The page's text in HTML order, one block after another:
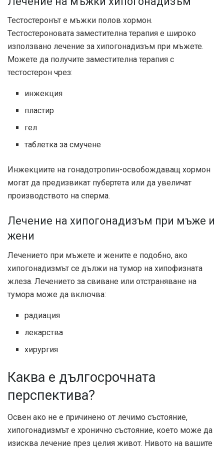
Тестостеронът е мъжки полов хормон.
Тестостероновата заместителна терапия е широко
използвано лечение за хипогонадизъм при мъжете.
Можете да получите заместителна терапия с
тестостерон чрез:
инжекция
пластир
гел
таблетка за смучене
Инжекциите на гонадотропин-освобождаващ хормон
могат да предизвикат пубертета или да увеличат
производството на сперма.
Лечение на хипогонадизъм при мъже и
жени
Лечението при мъжете и жените е подобно, ако
хипогонадизмът се дължи на тумор на хипофизната
жлеза. Лечението за свиване или отстраняване на
тумора може да включва:
радиация
лекарства
хирургия
Каква е дългосрочната
перспектива?
Освен ако не е причинено от лечимо състояние,
хипогонадизмът е хронично състояние, което може да
изисква лечение през целия живот. Нивото на вашите